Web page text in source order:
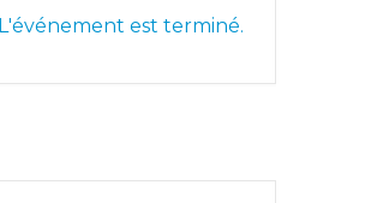
L'événement est terminé.